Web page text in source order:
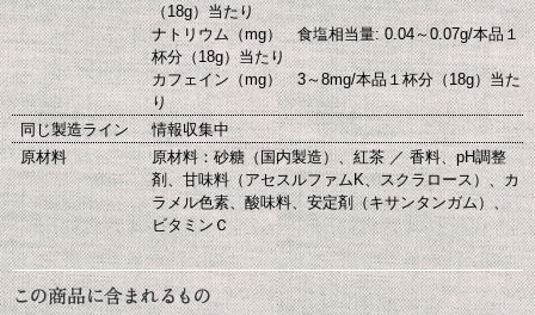
（18g）当たり
ナトリウム（mg） 食塩相当量: 0.04～0.07g/本品１
杯分（18g）当たり
カフェイン（mg） 3～8mg/本品１杯分（18g）当た
り
同じ製造ライン
情報収集中
原材料
原材料：砂糖（国内製造）、紅茶 ／ 香料、pH調整
剤、甘味料（アセスルファムK、スクラロース）、カ
ラメル色素、酸味料、安定剤（キサンタンガム）、
ビタミンＣ